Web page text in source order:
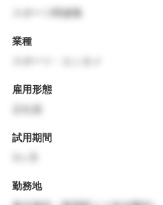
スポーツ関連職
業種
雇用形態
試用期間
勤務地